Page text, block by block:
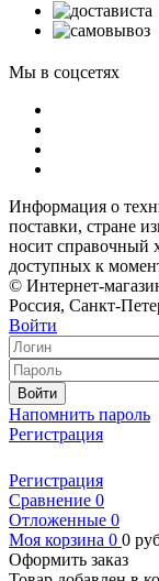
Мы в соцсетях
Информация о
поставки, стране
носит справочный
доступных к
© Интернет-
Россия, Санкт-
Войти
Войти
Напомнить пароль
Регистрация
Регистрация
Сравнение 0
Отложенные 0
Моя корзина 0 0
Оформить заказ